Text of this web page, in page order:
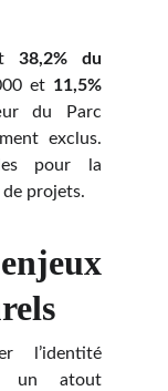
38,2% du
et 11,5%
du Parc
exclus.
pour la
projets.
l’identité
un atout